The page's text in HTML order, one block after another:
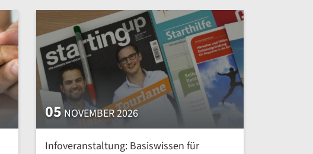
05 NOVEMBER 2026
Infoveranstaltung: Basiswissen für